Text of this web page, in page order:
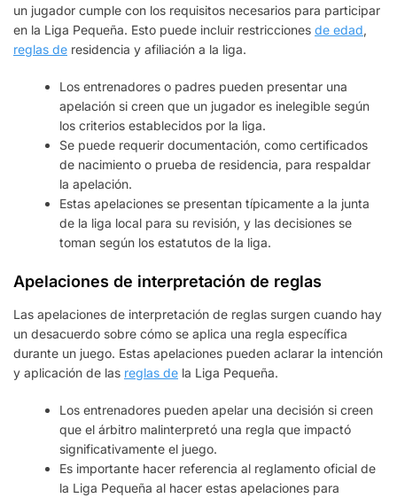
un jugador cumple con los requisitos necesarios para participar
en la Liga Pequeña. Esto puede incluir restricciones de edad,
reglas de residencia y afiliación a la liga.
Los entrenadores o padres pueden presentar una
apelación si creen que un jugador es inelegible según
los criterios establecidos por la liga.
Se puede requerir documentación, como certificados
de nacimiento o prueba de residencia, para respaldar
la apelación.
Estas apelaciones se presentan típicamente a la junta
de la liga local para su revisión, y las decisiones se
toman según los estatutos de la liga.
Apelaciones de interpretación de reglas
Las apelaciones de interpretación de reglas surgen cuando hay
un desacuerdo sobre cómo se aplica una regla específica
durante un juego. Estas apelaciones pueden aclarar la intención
y aplicación de las reglas de la Liga Pequeña.
Los entrenadores pueden apelar una decisión si creen
que el árbitro malinterpretó una regla que impactó
significativamente el juego.
Es importante hacer referencia al reglamento oficial de
la Liga Pequeña al hacer estas apelaciones para